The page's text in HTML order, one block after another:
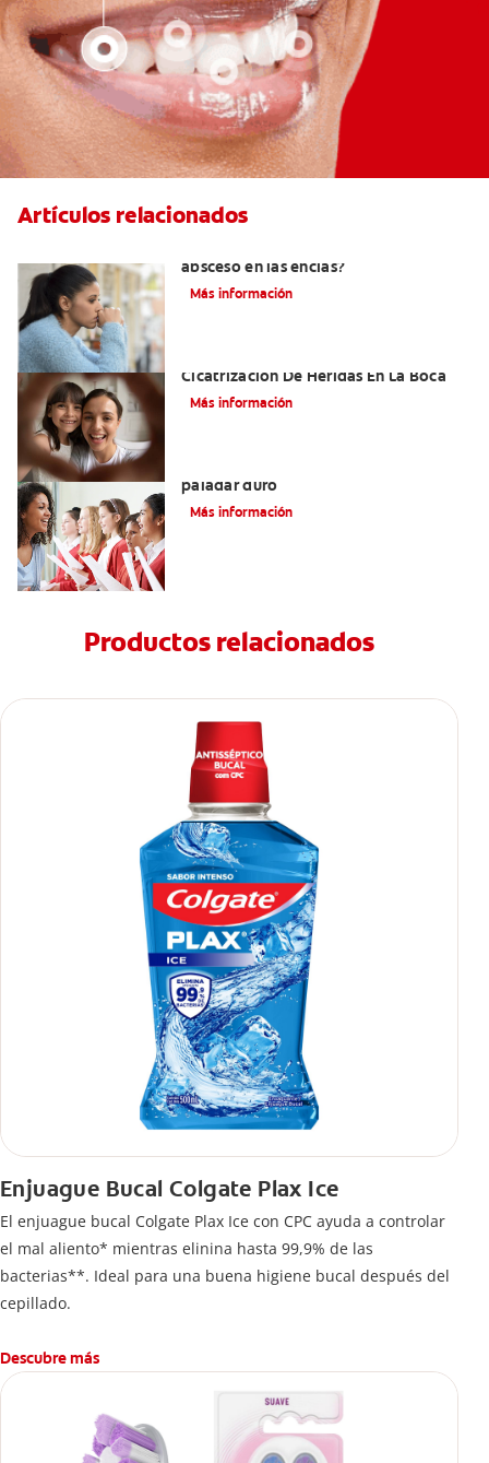
Artículos relacionados
absceso en las encías?
Más información
Cicatrización De Heridas En La Boca
Más información
paladar duro
Más información
Productos relacionados
Enjuague Bucal Colgate Plax Ice
El enjuague bucal Colgate Plax Ice con CPC ayuda a controlar
el mal aliento* mientras elinina hasta 99,9% de las
bacterias**. Ideal para una buena higiene bucal después del
cepillado.
Descubre más